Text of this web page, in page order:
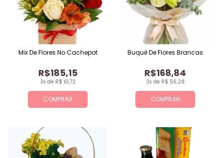
COMPRAR
3x de R$ 61,72
R$185,15
Mix De Flores No Cachepot
COMPRAR
3x de R$ 56,28
R$168,84
Buquê De Flores Brancas